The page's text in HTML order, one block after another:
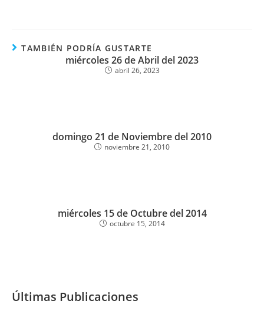
TAMBIÉN PODRÍA GUSTARTE
miércoles 26 de Abril del 2023
abril 26, 2023
domingo 21 de Noviembre del 2010
noviembre 21, 2010
miércoles 15 de Octubre del 2014
octubre 15, 2014
Últimas Publicaciones